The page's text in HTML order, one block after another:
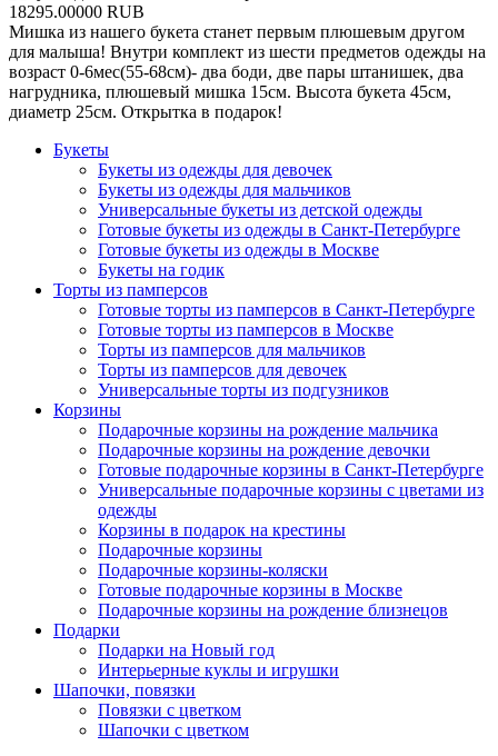
18295.00000 RUB
Мишка из нашего букета станет первым плюшевым другом
для малыша! Внутри комплект из шести предметов одежды на
возраст 0-6мес(55-68см)- два боди, две пары штанишек, два
нагрудника, плюшевый мишка 15см. Высота букета 45см,
диаметр 25см. Открытка в подарок!
Букеты
Букеты из одежды для девочек
Букеты из одежды для мальчиков
Универсальные букеты из детской одежды
Готовые букеты из одежды в Санкт-Петербурге
Готовые букеты из одежды в Москве
Букеты на годик
Торты из памперсов
Готовые торты из памперсов в Санкт-Петербурге
Готовые торты из памперсов в Москве
Торты из памперсов для мальчиков
Торты из памперсов для девочек
Универсальные торты из подгузников
Корзины
Подарочные корзины на рождение мальчика
Подарочные корзины на рождение девочки
Готовые подарочные корзины в Санкт-Петербурге
Универсальные подарочные корзины с цветами из
одежды
Корзины в подарок на крестины
Подарочные корзины
Подарочные корзины-коляски
Готовые подарочные корзины в Москве
Подарочные корзины на рождение близнецов
Подарки
Подарки на Новый год
Интерьерные куклы и игрушки
Шапочки, повязки
Повязки с цветком
Шапочки с цветком